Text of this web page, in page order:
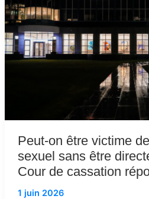
Peut-on être victime
sexuel sans être
Cour de cassation
1 juin 2026
de
harcèlement
sexuel
sans
être
La
de
cassation
répond